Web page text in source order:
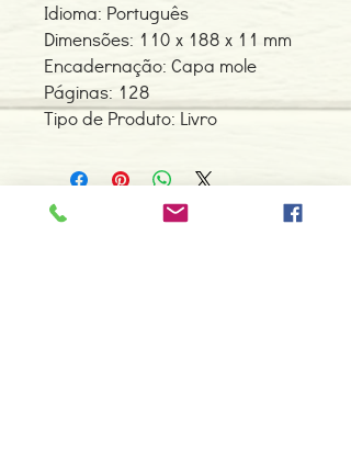
Idioma: Português
Dimensões: 110 x 188 x 11 mm
Encadernação: Capa mole
Páginas: 128
Tipo de Produto: Livro
Contacte-nos